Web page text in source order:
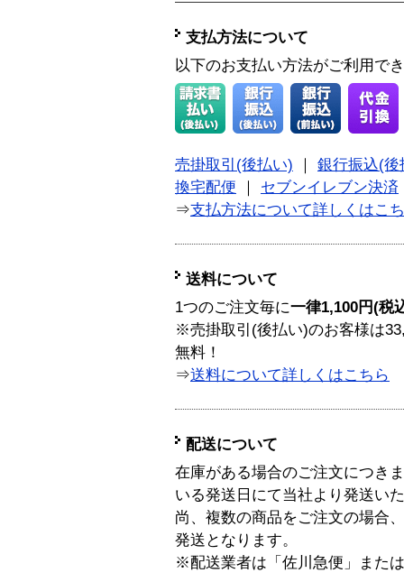
支払方法について
以下のお支払い方法がご利用で
売掛取引(後払い)
銀行振込(後
換宅配便
セブンイレブン決済
⇒支払方法について詳しくはこ
送料について
1つのご注文毎に一律1,100円(税
※売掛取引(後払い)のお客様は
無料！
⇒送料について詳しくはこちら
配送について
在庫がある場合のご注文につき
いる発送日にて当社より発送い
尚、複数の商品をご注文の場合
発送となります。
※配送業者は「佐川急便」また